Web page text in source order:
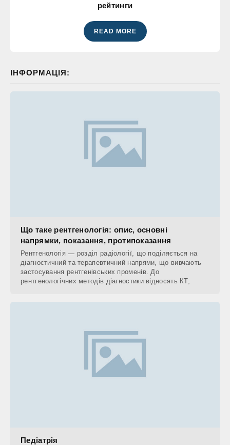
рейтинги
READ MORE
ІНФОРМАЦІЯ:
Що таке рентгенологія: опис, основні
напрямки, показання, протипоказання
Рентгенологія — розділ радіології, що поділяється на
діагностичний та терапевтичний напрями, що вивчають
застосування рентгенівських променів. До
рентгенологічних методів діагностики відносять КТ,
Педіатрія